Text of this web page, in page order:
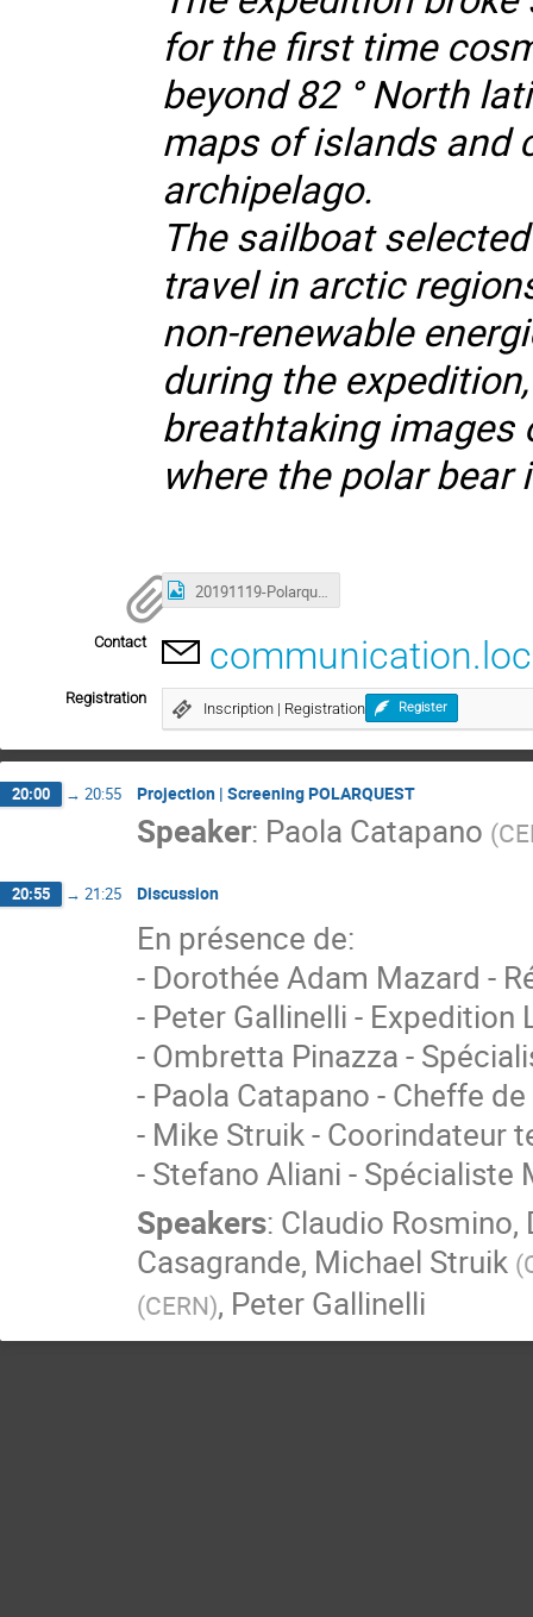
for the first time
beyond 82 ° North
maps of islands and
archipelago.
The sailboat
travel in arctic
non-renewable
during the
breathtaking images
where the polar
20191119-Polarquest-poster.jpg
Contact
Registration
Inscription | Registration Register
20:00 → 20:55 Projection | Screening POLARQUEST
Speaker: Paola Catapano (
20:55 → 21:25 Discussion
En présence de:
- Dorothée Adam Mazard -
- Peter Gallinelli - Expedition
- Ombretta Pinazza -
- Paola Catapano - Cheffe
- Mike Struik - Coorindateur
- Stefano Aliani -
Speakers: Claudio Rosmino,
Casagrande, Michael Struik (
(CERN), Peter Gallinelli